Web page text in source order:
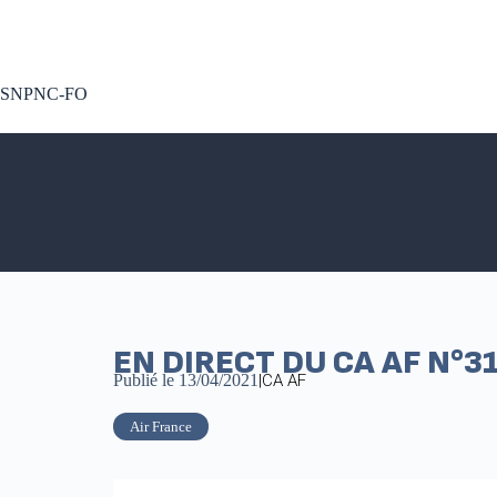
SNPNC-FO
EN DIRECT DU CA AF
Publié le 13/04/2021 |CA AF
Air France